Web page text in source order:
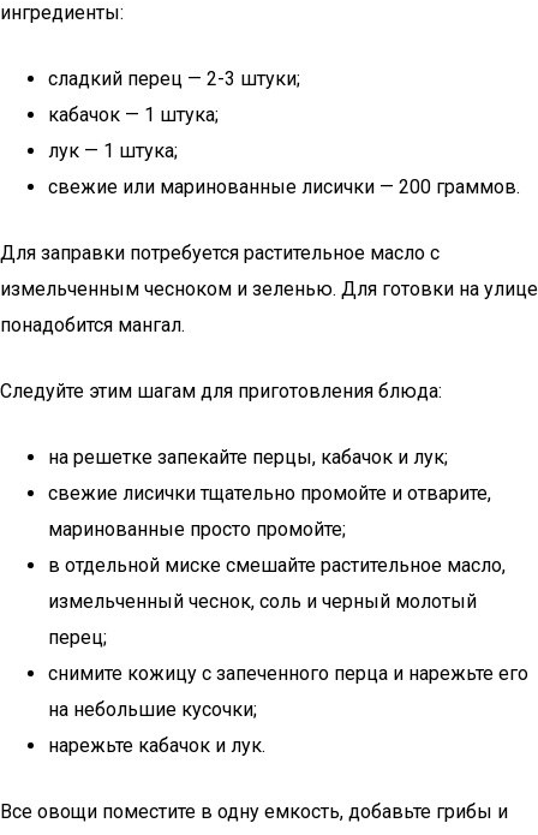
ингредиенты:
сладкий перец — 2-3 штуки;
кабачок — 1 штука;
лук — 1 штука;
свежие или маринованные лисички — 200 граммов.
Для заправки потребуется растительное масло с
измельченным чесноком и зеленью. Для готовки на улице
понадобится мангал.
Следуйте этим шагам для приготовления блюда:
на решетке запекайте перцы, кабачок и лук;
свежие лисички тщательно промойте и отварите,
маринованные просто промойте;
в отдельной миске смешайте растительное масло,
измельченный чеснок, соль и черный молотый
перец;
снимите кожицу с запеченного перца и нарежьте его
на небольшие кусочки;
нарежьте кабачок и лук.
Все овощи поместите в одну емкость, добавьте грибы и